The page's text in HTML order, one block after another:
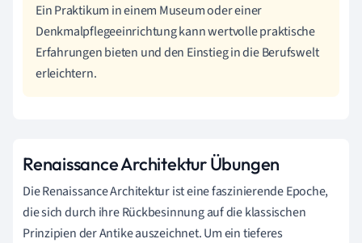
Ein Praktikum in einem Museum oder einer
Denkmalpflegeeinrichtung kann wertvolle praktische
Erfahrungen bieten und den Einstieg in die Berufswelt
erleichtern.
Renaissance Architektur Übungen
Die Renaissance Architektur ist eine faszinierende Epoche,
die sich durch ihre Rückbesinnung auf die klassischen
Prinzipien der Antike auszeichnet. Um ein tieferes